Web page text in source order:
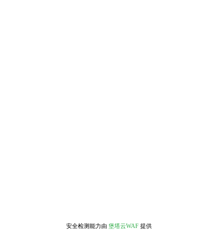
安全检测能力由 堡塔云WAF 提供